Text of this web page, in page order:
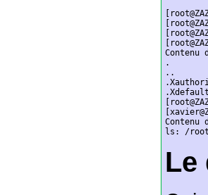
.
..
ls: /root:
Le